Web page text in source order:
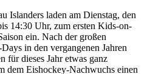
laden am Dienstag, den
14:30 Uhr, zum ersten Kids-on-
ein. Nach der großen
in den vergangenen Jahren
für dieses Jahr etwas ganz
dem Eishockey-Nachwuchs einen